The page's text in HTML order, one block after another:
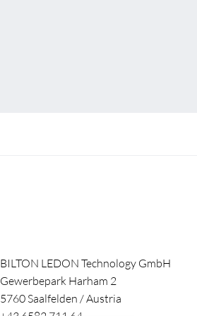
BILTON LEDON Technology GmbH
Gewerbepark Harham 2
5760Saalfelden /Austria